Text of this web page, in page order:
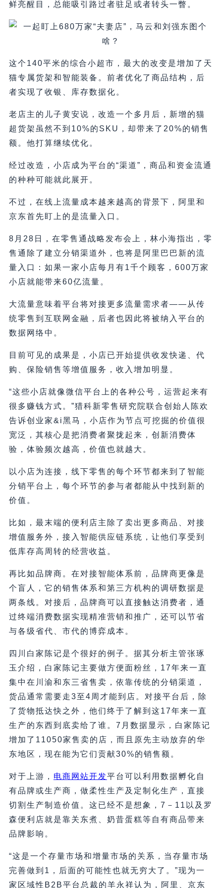
鲜亮醒目，总能吸引路过者驻足或者转头一瞥。
这个140平米的综合小超市，最大的改变是增加了天
猫专属货架和智能装备。前者优化了商品结构，后
者实现了收银、库存数据化。
老店主的儿子黄安说，改造一个多月后，新增的猫
超货架虽然不到10%的SKU，却带来了20%的销售
额。他打算继续优化。
经过改造，小店成为平台的“渠道”，商品和资金流通
的种种可能就此展开。
不过，在线上流量成本越来越高的背景下，阿里和
京东首先盯上的是流量入口。
8月28日，在零售通战略发布会上，林小海指出，零
售通除了建立分销渠道外，也将是阿里巴巴新的流
量入口：如果一家小店每月有1千个顾客，600万家
小店就能带来60亿流量。
大流量意味着平台将对接更多流量需求者——从传
统零售到互联网金融，后者也因此将被纳入平台的
数据网络中。
目前可见的成果是，小店已开始提供收发快递、代
购、保险销售等增值服务，收入增加明显。
“这些小店就像微信平台上的各种公号，运营起来有
很多赚钱方式。”猎科新零售研究院联合创始人陈欢
告诉创业家&i黑马，小店作为节点可挖掘的价值很
宽泛，其核心是把消费者聚拢起来，创新消费体
验，体验频次越高，价值也就越大。
以小店为连接，线下零售的每个环节都来到了智能
分销平台上，每个环节的参与者都能从中找到新的
价值。
比如，最末端的便利店主除了卖出更多商品、对接
增值服务外，接入智能供应链系统，让他们享受到
低库存高周转的经营收益。
再比如品牌商。在对接智能体系前，品牌商更像是
个盲人，它的销售体系和第三方机构的调研数据是
两条线。对接后，品牌商可以直接触达消费者，通
过终端消费数据实现精准营销和推广，还可以节省
与各级省代、市代的博弈成本。
四川白家陈记是个很好的例子。据其分析主管张琢
玉介绍，白家陈记主要做方便面粉丝，17年来一直
集中在川渝和东三省售卖，依靠传统的分销渠道，
货品通常需要走3至4周才能到店。对接平台后，除
了货物抵达快之外，他们终于了解到这17年来一直
生产的东西到底卖给了谁。7月数据显示，白家陈记
增加了11050家售卖的店，而且原先主动放弃的华
东地区，现在能为它们贡献30%的销售额。
对于上游， 电商网站开发平台可以利用数据孵化自
有品牌或生产商，做柔性生产及定制化生产，直接
切割生产制造价值。这已经不是想象，7－11以及罗
森便利店就是靠关东煮、奶昔蛋糕等自有商品带来
品牌影响。
“这是一个存量市场和增量市场的关系，当存量市场
完善做到1，后面的可能性也就无穷大了。”现为一
家区域性B2B平台总裁的羊永祥认为，阿里、京东